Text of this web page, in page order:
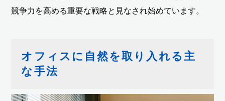
競争力を高める重要な戦略と見なされ始めています。
オフィスに自然を取り入れる主
な手法